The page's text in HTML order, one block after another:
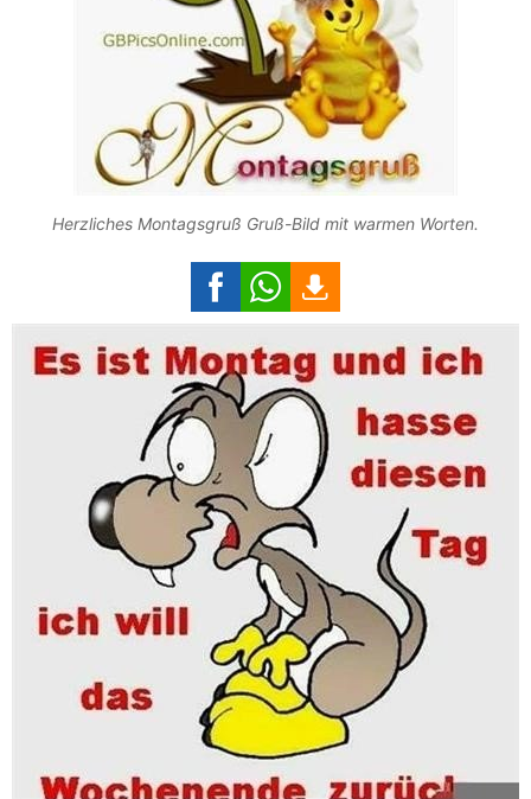
Herzliches Montagsgruß Gruß-Bild mit warmen Worten.